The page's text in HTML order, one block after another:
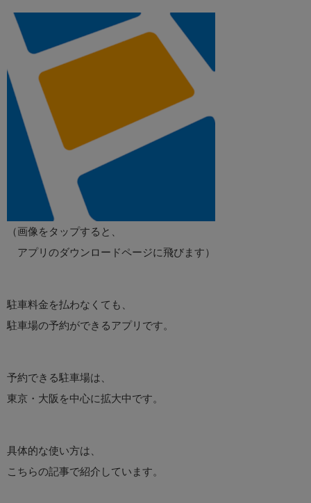
（画像をタップすると、
アプリのダウンロードページに飛びます）
駐車料金を払わなくても、
駐車場の予約ができるアプリです。
予約できる駐車場は、
東京・大阪を中心に拡大中です。
具体的な使い方は、
こちらの記事で紹介しています。